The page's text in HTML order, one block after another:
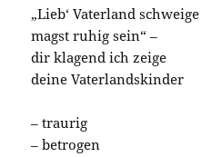
„Lieb‘ Vaterland schweige
magst ruhig sein“ –
dir klagend ich zeige
deine Vaterlandskinder
– traurig
– betrogen